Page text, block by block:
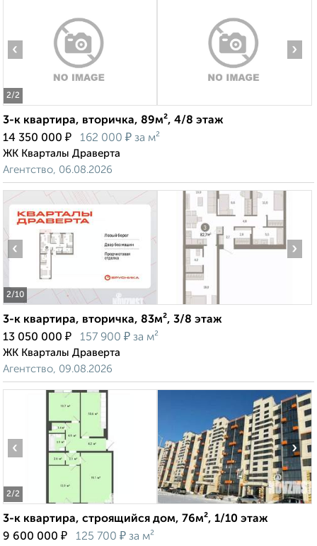
2/2
‹ ›
3-к квартира, вторичка, 89м², 4/8 этаж
14 350 000 ₽ 162 000 ₽ за м²
ЖК Кварталы Драверта
Агентство, 06.08.2026
2/10
‹ ›
3-к квартира, вторичка, 83м², 3/8 этаж
13 050 000 ₽ 157 900 ₽ за м²
ЖК Кварталы Драверта
Агентство, 09.08.2026
2/2
‹ ›
3-к квартира, строящийся дом, 76м², 1/10 этаж
9 600 000 ₽ 125 700 ₽ за м²